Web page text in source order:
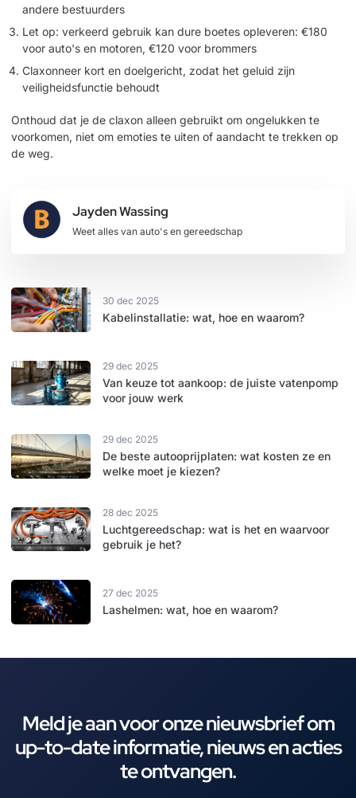
andere bestuurders
Let op: verkeerd gebruik kan dure boetes opleveren: €180
voor auto's en motoren, €120 voor brommers
Claxonneer kort en doelgericht, zodat het geluid zijn
veiligheidsfunctie behoudt
Onthoud dat je de claxon alleen gebruikt om ongelukken te
voorkomen, niet om emoties te uiten of aandacht te trekken op
de weg.
Jayden Wassing
Weet alles van auto's en gereedschap
30 dec 2025
Kabelinstallatie: wat, hoe en waarom?
29 dec 2025
Van keuze tot aankoop: de juiste vatenpomp
voor jouw werk
29 dec 2025
De beste autooprijplaten: wat kosten ze en
welke moet je kiezen?
28 dec 2025
Luchtgereedschap: wat is het en waarvoor
gebruik je het?
27 dec 2025
Lashelmen: wat, hoe en waarom?
Meld je aan voor onze nieuwsbrief om
up-to-date informatie, nieuws en acties
te ontvangen.